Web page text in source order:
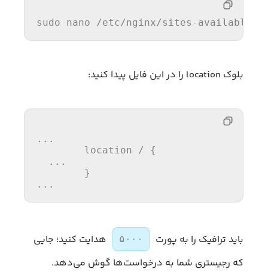
sudo nano /etc/nginx/sites-available/y
بلوک location را در این فایل پیدا کنید:
...
        location / {
  ...
...
باید ترافیک را به پورت ۵۰۰۰
هدایت کنید؛ جایی
که رجیستری شما به درخواست‌ها گوش می‌دهد.